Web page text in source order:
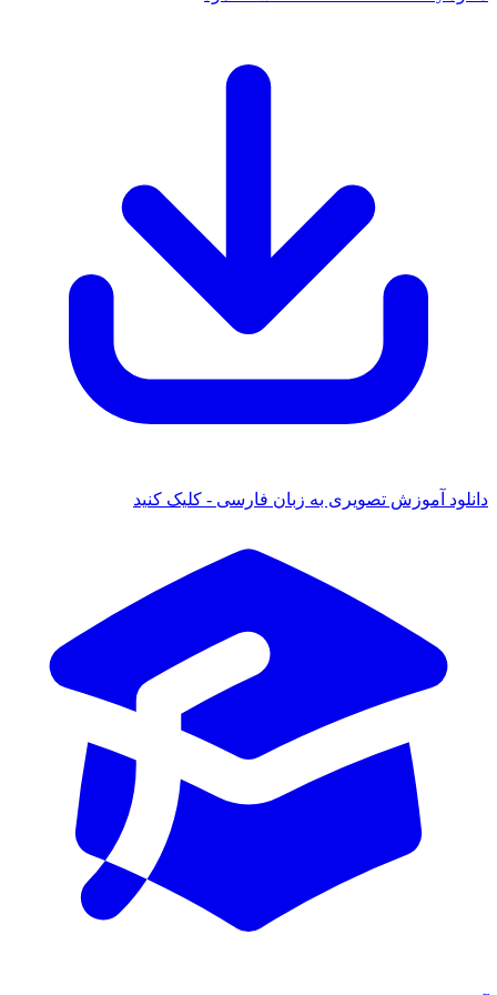
آموزش تصویری به زبان فارسی - کلیک کنید